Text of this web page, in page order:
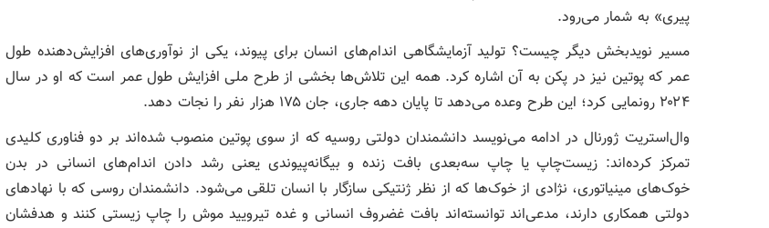
پیری» به شمار می‌رود.
مسیر نویدبخش دیگر چیست؟ تولید آزمایشگاهی اندام‌های انسان برای پیوند، یکی از نوآوری‌های افزایش‌دهنده طول
عمر که پوتین نیز در پکن به آن اشاره کرد. همه این تلاش‌ها بخشی از طرح ملی افزایش طول عمر است که او در سال
۲۰۲۴ رونمایی کرد؛ این طرح وعده می‌دهد تا پایان دهه جاری، جان ۱۷۵ هزار نفر را نجات دهد.
وال‌استریت ژورنال در ادامه می‌نویسد دانشمندان دولتی روسیه که از سوی پوتین منصوب شده‌اند بر دو فناوری کلیدی
تمرکز کرده‌اند: زیست‌چاپ یا چاپ سه‌بعدی بافت زنده و بیگانه‌پیوندی یعنی رشد دادن اندام‌های انسانی در بدن
خوک‌های مینیاتوری، نژادی از خوک‌ها که از نظر ژنتیکی سازگار با انسان تلقی می‌شود. دانشمندان روسی که با نهادهای
دولتی همکاری دارند، مدعی‌اند توانسته‌اند بافت غضروف انسانی و غده تیرویید موش را چاپ زیستی کنند و هدفشان